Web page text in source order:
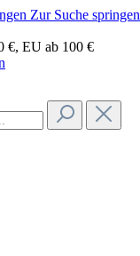
Zur Suche springen
€, EU ab 100 €